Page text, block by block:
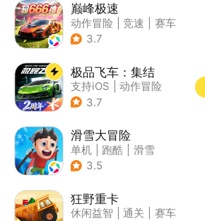
巅峰极速
动作冒险 竞速
赛车
| 漂移
3.7
极品飞车：集结
支持iOS
动作冒险
| 竞速
3.7
滑雪大冒险
单机 跑酷
滑雪
| 游道易
3.5
狂野重卡
休闲益智 通关
赛车